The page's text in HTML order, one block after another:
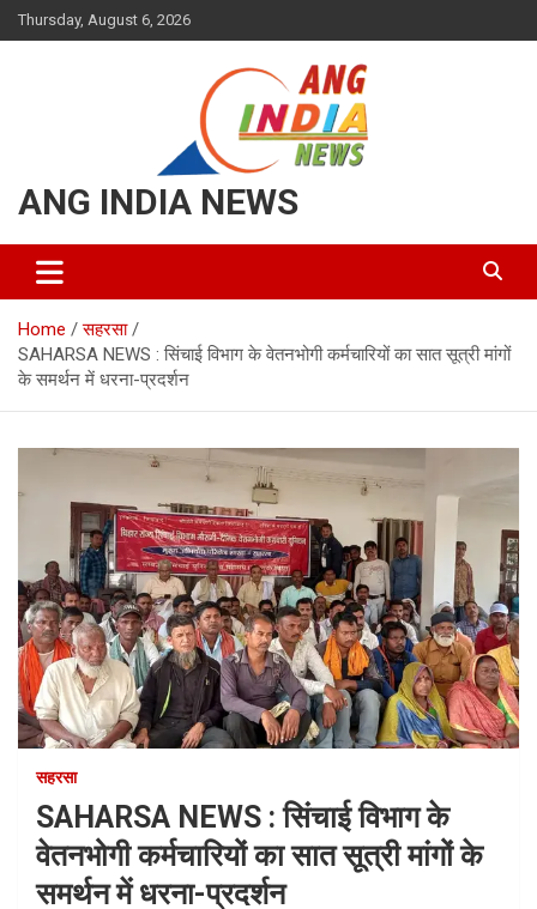
Skip
to
Thursday, August 6, 2026
ANG INDIA NEWS
Home
सहरसा
SAHARSA NEWS : सिंचाई विभाग के वेतनभोगी कर्मचारियों का सात सूत्री मांगों
के समर्थन में धरना-प्रदर्शन
सहरसा
SAHARSA NEWS : सिंचाई विभाग के
वेतनभोगी कर्मचारियों का सात सूत्री मांगों के
समर्थन में धरना-प्रदर्शन